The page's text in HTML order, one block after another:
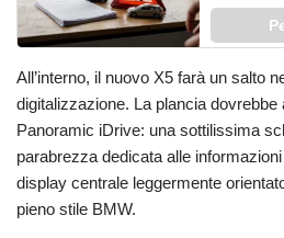
All’interno, il nuovo X5 farà un salto
digitalizzazione. La plancia dovrebbe
Panoramic iDrive: una sottilissima
parabrezza dedicata alle
display centrale leggermente
pieno stile BMW.